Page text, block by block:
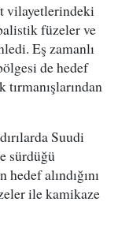
vilayetlerindeki
füzeler ve
Eş zamanlı
de hedef
tırmanışlarından
Suudi
sürdüğü
alındığını
ile kamikaze